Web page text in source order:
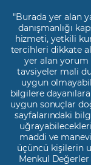
"Burada yer alan
danışmanlığı
hizmeti, yetkili
tercihleri dikkate
yer alan yorum
tavsiyeler mali
uygun
bilgilere
uygun sonuçlar
sayfalarındaki
maddi ve
üçüncü kişilerin
Menkul